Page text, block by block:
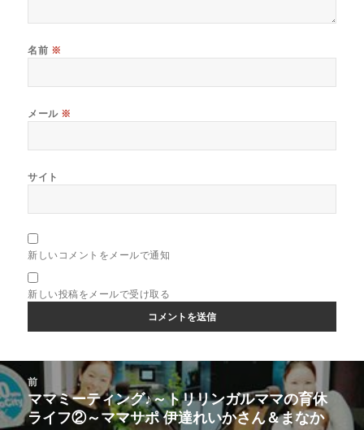
名前 ※
メール ※
サイト
新しいコメントをメールで通知
新しい投稿をメールで受け取る
投
稿
ナ
前
前
の
ママミーティング♪～トリリンガルママの育休
ライフ②～ママサポ 伊達れいかさん＆まなか